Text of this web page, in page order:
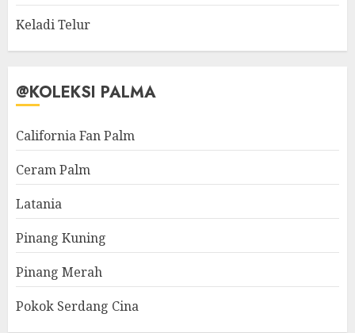
Keladi Telur
@KOLEKSI PALMA
California Fan Palm
Ceram Palm
Latania
Pinang Kuning
Pinang Merah
Pokok Serdang Cina